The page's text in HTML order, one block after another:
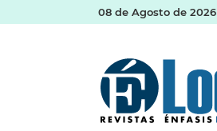
08 de Agosto de 2026